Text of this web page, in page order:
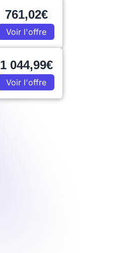
761,02€
Voir l'offre
1 044,99€
Voir l'offre